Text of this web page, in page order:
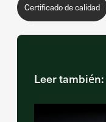
Certificado de calidad
Leer también: